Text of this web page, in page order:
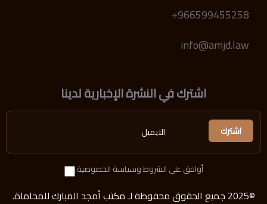
966599455258+
info@amjd.law
اشترك في النشرة الإخبارية لدينا
أوافق على الشروط وسياسة الخصوصية.
©2025 جميع الحقوق محفوظة لـ مكتب أمجد المبارك للمحاماة.